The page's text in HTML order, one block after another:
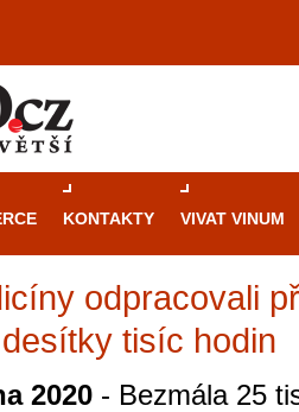
KONTAKTY VIVAT VINUM
odpracovali
tisíc hodin
2020 - Bezmála 25
Průvodce
Brně: Od